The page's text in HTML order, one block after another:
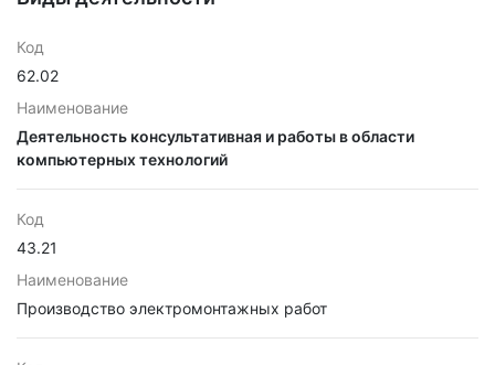
Код
62.02
Наименование
Деятельность консультативная и работы в области
компьютерных технологий
Код
43.21
Наименование
Производство электромонтажных работ